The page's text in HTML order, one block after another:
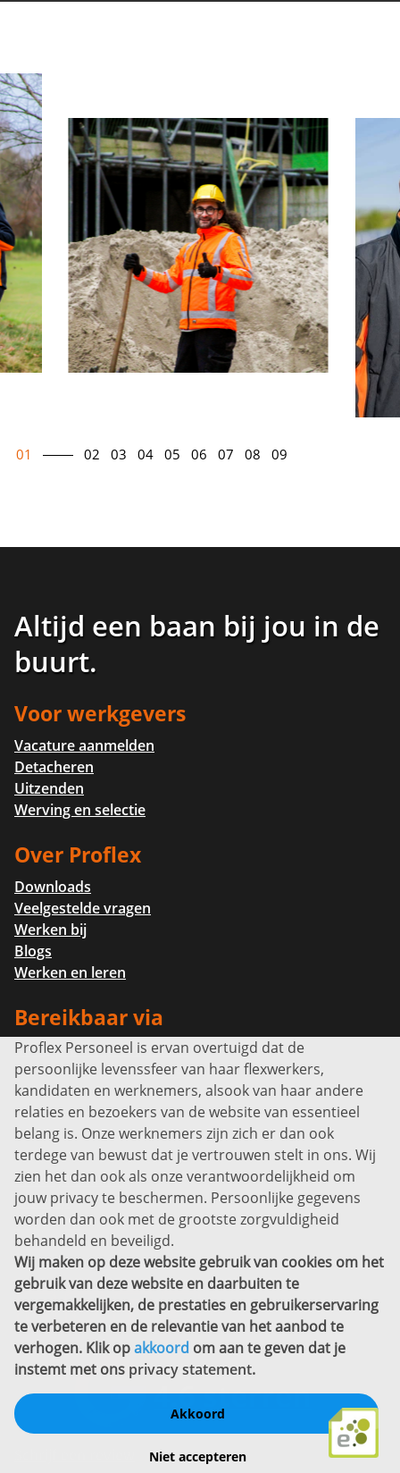
01 02 03 04 05 06 07 08 09
Altijd een baan bij jou in de
buurt.
Voor werkgevers
Vacature aanmelden
Detacheren
Uitzenden
Werving en selectie
Over Proflex
Downloads
Veelgestelde vragen
Werken bij
Blogs
Werken en leren
Bereikbaar via
Info@proflexpersoneel.nl
Bel ons:+31 (0)85 0450040
Prins Willem-Alexanderlaan 301
7311 SW Apeldoorn
Disclaimer
Privacyverklaring
Sitemap
Copyright
Bekijk ook eens
Proflex Personeel is ervan overtuigd dat de
persoonlijke levenssfeer van haar flexwerkers,
kandidaten en werknemers, alsook van haar andere
relaties en bezoekers van de website van essentieel
belang is. Onze werknemers zijn zich er dan ook
terdege van bewust dat je vertrouwen stelt in ons. Wij
zien het dan ook als onze verantwoordelijkheid om
jouw privacy te beschermen. Persoonlijke gegevens
worden dan ook met de grootste zorgvuldigheid
behandeld en beveiligd.
Wij maken op deze website gebruik van cookies om het
gebruik van deze website en daarbuiten te
vergemakkelijken, de prestaties en gebruikerservaring
te verbeteren en de relevantie van het aanbod te
verhogen. Klik opakkoord om aan te geven dat je
instemt met ons privacy statement.
Akkoord
Niet accepteren